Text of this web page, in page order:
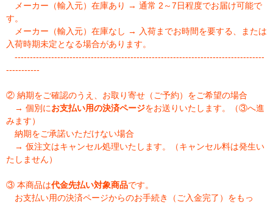
メーカー（輸入元）在庫あり → 通常 2～7日程度でお届け可能で
す。
メーカー（輸入元）在庫なし → 入荷までお時間を要する、または
入荷時期未定となる場合があります。
----------------------------------------------------------------------------------
-----------
② 納期をご確認のうえ、お取り寄せ（ご予約）をご希望の場合
→ 個別にお支払い用の決済ページをお送りいたします。（③へ進
みます）
納期をご承諾いただけない場合
→ 仮注文はキャンセル処理いたします。（キャンセル料は発生い
たしません）
③ 本商品は代金先払い対象商品です。
お支払い用の決済ページからのお手続き（ご入金完了）をもっ